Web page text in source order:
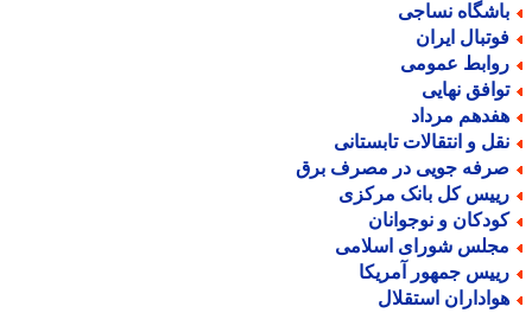
نساجی
ایران
عمومی
نهایی
مرداد
و انتقالات تابستانی
جویی در مصرف برق
کل بانک مرکزی
و نوجوانان
شورای اسلامی
جمهور آمریکا
استقلال